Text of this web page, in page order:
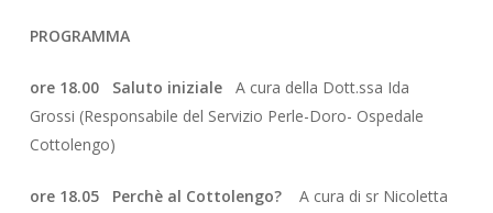
PROGRAMMA
ore 18.00 Saluto iniziale A cura della Dott.ssa Ida
Grossi (Responsabile del Servizio Perle-Doro- Ospedale
Cottolengo)
ore 18.05 Perchè al Cottolengo? A cura di sr Nicoletta